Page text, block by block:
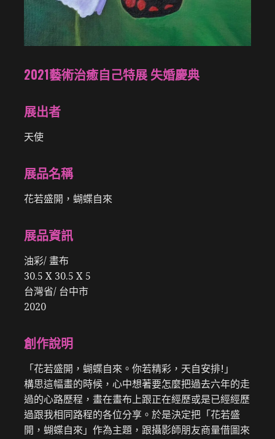
2021藝術治癒自己特展 失婚慶典
展出者
天使
展品名稱
花若盛開，蝴蝶自來
展品資訊
油彩/ 畫布
30.5 X 30.5 X 5
台灣省/ 台中市
2020
創作說明
「花若盛開，蝴蝶自來。你若精彩，天自安排!」
構思這幅畫的時候，心中想著要怎麼把過去六年的走
過的心路歷程，畫在畫布上跟正在經歷或是已經經歷
過跟我相同路程的各位分享。於是決定把「花若盛
開，蝴蝶自來」作為主題，跟攝影師朋友商量借圖來